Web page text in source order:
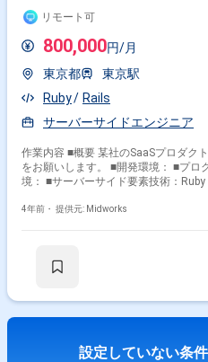
リモート可
800,000円/月
東京都
東京駅
Ruby
Rails
サーバーサイドエンジニア
作業内容 ■概要 某社のSaaSプロダク
をお願いします。 ■開発環境： ■プログラミング言語：Ruby on Rails ■環
境： ■サーバーサイド要素技術：Ruby 2.6系 Ruby on Rails 5.1系 ■フロ
Cypress Jest ■インフラ要素技術：
4年前・ 提供元: Midworks
設定していない条